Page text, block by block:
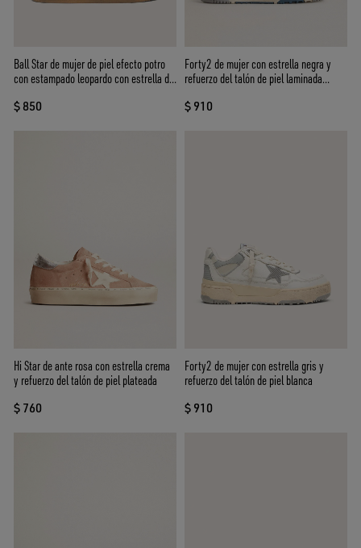
Ball Star de mujer de piel efecto potro
con estampado leopardo con estrella de
blanca
$ 850
Forty2 de mujer con estrella negra y
refuerzo del talón de piel laminada
$ 910
Hi Star de ante rosa con estrella crema
y refuerzo del talón de piel plateada
$ 760
Forty2 de mujer con estrella gris y
refuerzo del talón de piel blanca
$ 910